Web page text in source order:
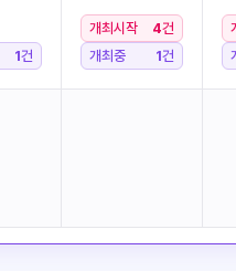
1건
개최시작 4건
개최중
1건